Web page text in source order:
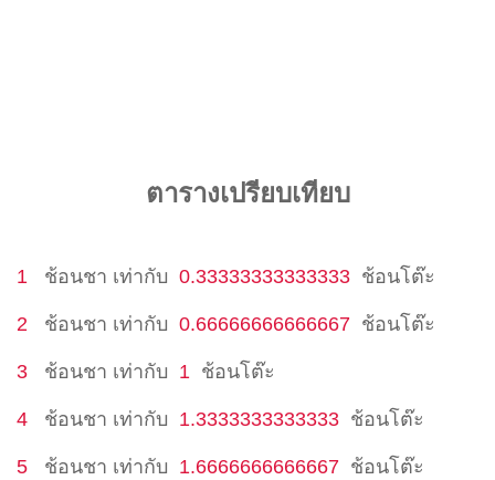
ตารางเปรียบเทียบ
1 ช้อนชา เท่ากับ 0.33333333333333 ช้อนโต๊ะ
2 ช้อนชา เท่ากับ 0.66666666666667 ช้อนโต๊ะ
3 ช้อนชา เท่ากับ 1 ช้อนโต๊ะ
4 ช้อนชา เท่ากับ 1.3333333333333 ช้อนโต๊ะ
5 ช้อนชา เท่ากับ 1.6666666666667 ช้อนโต๊ะ